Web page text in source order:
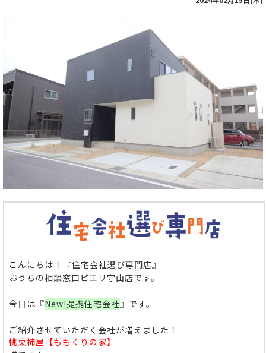
こんにちは
『住宅会社選び専門店』
おうちの相談窓口ピエリ守山店です。
今日は 『New!提携住宅会社 』 です。
ご紹介させていただく会社が増えました！
桃栗柿屋【ももくりの家】